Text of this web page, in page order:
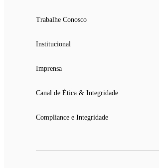
Trabalhe Conosco
Institucional
Imprensa
Canal de Ética & Integridade
Compliance e Integridade